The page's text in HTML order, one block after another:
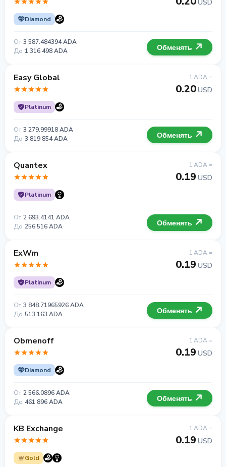
Diamond
USD
От 3 587.484394 ADA
До 1 316 498 ADA Обменять
Easy Global
Platinum
1 ADA =
0.20USD
От 3 279.99918 ADA
До 3 819 854 ADA Обменять
Quantex
Platinum
1 ADA =
0.19 USD
От 2 693.4141 ADA
До 256 516 ADA Обменять
ExWm
Platinum
1 ADA =
0.19 USD
От 3 848.71965926 ADA
До 513 163 ADA Обменять
Obmenoff
Diamond
1 ADA =
0.19 USD
От 2 566.0896 ADA
До 461 896 ADA Обменять
KB Exchange
Gold
1 ADA =
0.19 USD